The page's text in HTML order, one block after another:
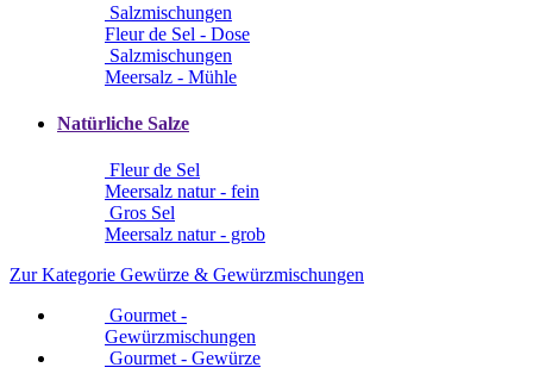
Salzmischungen
Fleur de Sel - Dose
Salzmischungen
Meersalz - Mühle
Natürliche Salze
Fleur de Sel
Meersalz natur - fein
Gros Sel
Meersalz natur - grob
Zur Kategorie Gewürze & Gewürzmischungen
Gourmet -
Gewürzmischungen
Gourmet - Gewürze